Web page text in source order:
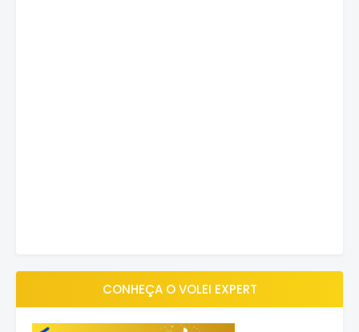
CONHEÇA O VOLEI EXPERT